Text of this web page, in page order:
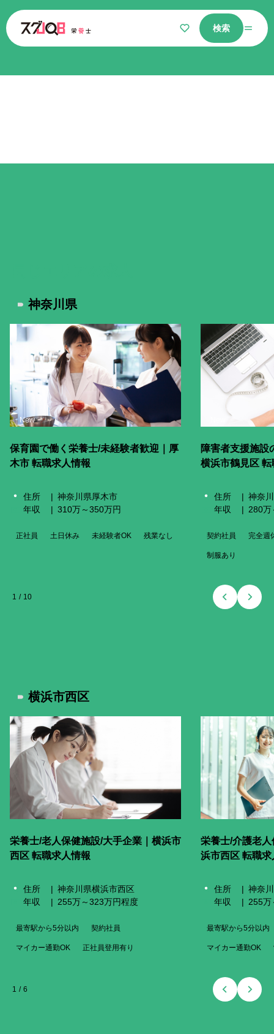
検索
仕事をさがす
メニューを閉じる
神奈川県
New
保育園で働く栄養士/未経験者歓迎｜厚
木市 転職求人情報
住所
神奈川県厚木市
年収
310万～350万円
正社員 土日休み 未経験者OK 残業なし
障害者支援施設
横浜市鶴見区
住所
神奈
年収
280万
契約社員 完全週
制服あり
1 / 10
横浜市西区
栄養士/老人保健施設/大手企業｜横浜市
西区 転職求人情報
住所
神奈川県横浜市西区
年収
255万～323万円程度
最寄駅から5分以内 契約社員
マイカー通勤OK 正社員登用有り
栄養士/介護老
浜市西区 転職求
住所
神奈
年収
255万
最寄駅から5分以内
マイカー通勤OK
1 / 6